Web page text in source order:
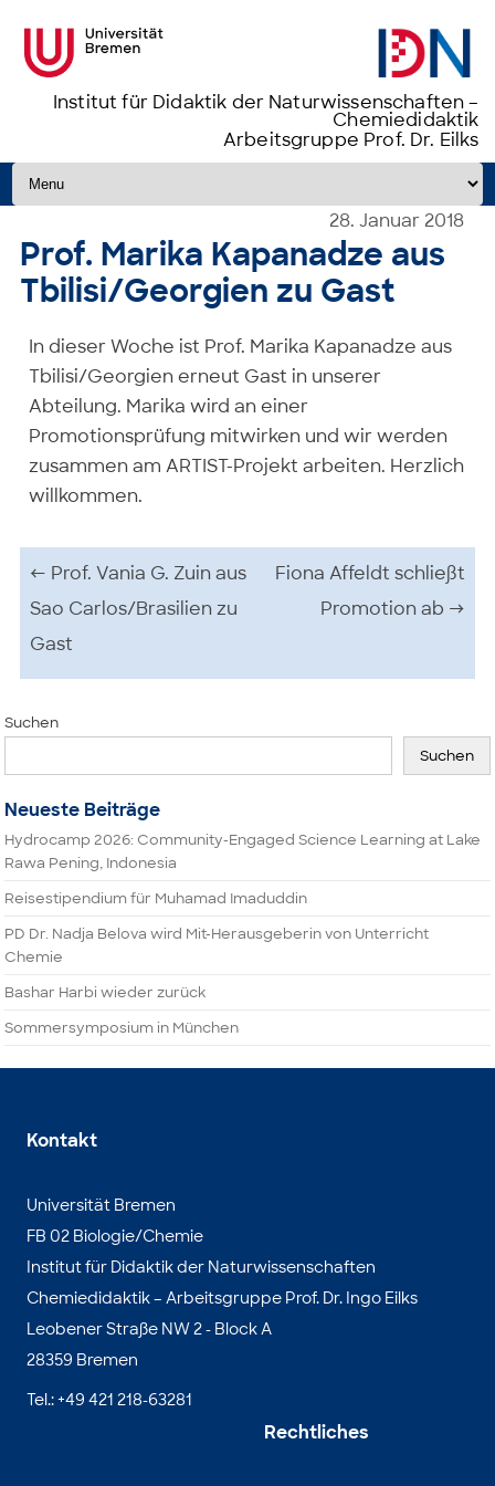
Institut für Didaktik der Naturwissenschaften –
Chemiedidaktik
Arbeitsgruppe Prof. Dr. Eilks
Zum Inhalt springen
28. Januar 2018
Prof. Marika Kapanadze aus
Tbilisi/Georgien zu Gast
In dieser Woche ist Prof. Marika Kapanadze aus
Tbilisi/Georgien erneut Gast in unserer
Abteilung. Marika wird an einer
Promotionsprüfung mitwirken und wir werden
zusammen am ARTIST-Projekt arbeiten. Herzlich
willkommen.
Beitrags-Navigation
← Prof. Vania G. Zuin aus
Sao Carlos/Brasilien zu
Gast
Fiona Affeldt schließt
Promotion ab →
Suchen
Suchen
Neueste Beiträge
Hydrocamp 2026: Community-Engaged Science Learning at Lake
Rawa Pening, Indonesia
Reisestipendium für Muhamad Imaduddin
PD Dr. Nadja Belova wird Mit-Herausgeberin von Unterricht
Chemie
Bashar Harbi wieder zurück
Sommersymposium in München
Kontakt
Universität Bremen
FB 02 Biologie/Chemie
Institut für Didaktik der Naturwissenschaften
Chemiedidaktik – Arbeitsgruppe Prof. Dr. Ingo Eilks
Leobener Straße NW 2 - Block A
28359 Bremen
Tel.: +49 421 218-63281
Rechtliches